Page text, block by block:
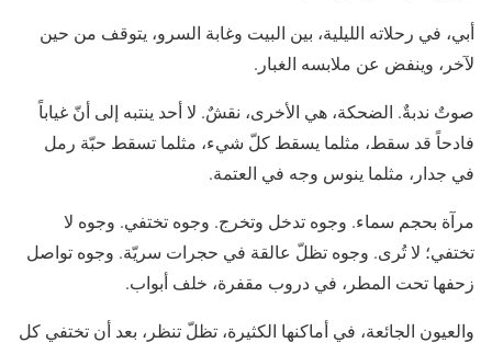
أبي، في رحلاته الليلية، بين البيت وغابة السرو، يتوقف من حين
لآخر، وينفض عن ملابسه الغبار.
صوتٌ ندبةٌ. الضحكة، هي الأخرى، نقشٌ. لا أحد ينتبه إلى أنّ غياباً
فادحاً قد سقط، مثلما يسقط كلّ شيء، مثلما تسقط حبّة رمل
في جدار، مثلما ينوس وجه في العتمة.
مرآة بحجم سماء. وجوه تدخل وتخرج. وجوه تختفي. وجوه لا
تختفي؛ لا تُرى. وجوه تظلّ عالقة في حجرات سريّة. وجوه تواصل
زحفها تحت المطر، في دروب مقفرة، خلف أبواب.
والعيون الجائعة، في أماكنها الكثيرة، تظلّ تنظر، بعد أن تختفي كل